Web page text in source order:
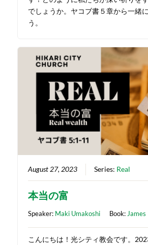
でしょうか。ヤコブ書５章から一緒
う。
August 27, 2023 Series: Real
本当の富
Speaker: Maki Umakoshi Book: James
こんにちは！光シティ教会です。